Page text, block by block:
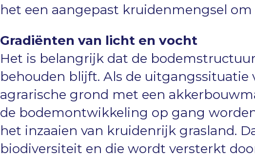
het een aangepast kruidenmengsel om
Gradiënten van licht en vocht
Het is belangrijk dat de
behouden blijft. Als de uitgangssituatie
agrarische grond met een
de bodemontwikkeling op gang
het inzaaien van kruidenrijk grasland.
biodiversiteit en die wordt versterkt